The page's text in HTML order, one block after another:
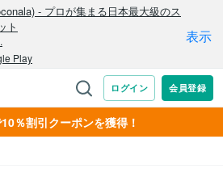
％割引クーポンを獲得！